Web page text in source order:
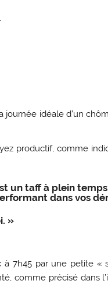
journée idéale d’un
productif, comme
un taff à plein
dans vos
»
7h45 par une petite «
comme précisé dans